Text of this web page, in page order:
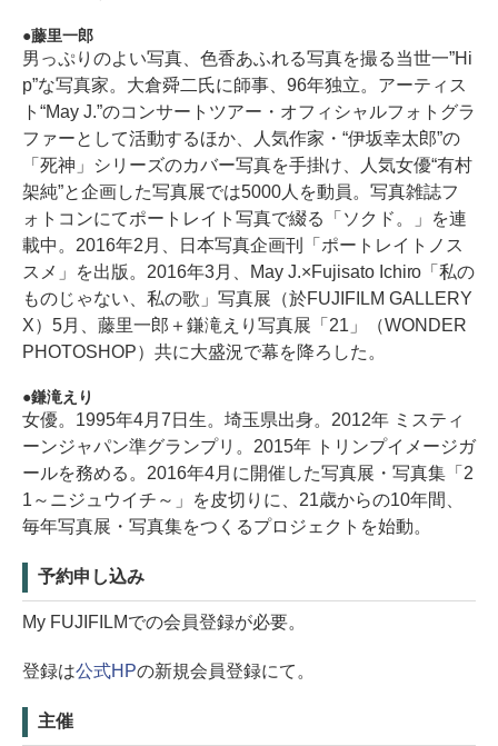
藤里一郎
男っぷりのよい写真、色香あふれる写真を撮る当世一”Hi
p”な写真家。大倉舜二氏に師事、96年独立。アーティス
ト“May J.”のコンサートツアー・オフィシャルフォトグラ
ファーとして活動するほか、人気作家・“伊坂幸太郎”の
「死神」シリーズのカバー写真を手掛け、人気女優“有村
架純”と企画した写真展では5000人を動員。写真雑誌フ
ォトコンにてポートレイト写真で綴る「ソクド。」を連
載中。2016年2月、日本写真企画刊「ポートレイトノス
スメ」を出版。2016年3月、May J.×Fujisato Ichiro「私の
ものじゃない、私の歌」写真展（於FUJIFILM GALLERY
X）5月、藤里一郎＋鎌滝えり写真展「21」（WONDER
PHOTOSHOP）共に大盛況で幕を降ろした。
鎌滝えり
女優。1995年4月7日生。埼玉県出身。2012年 ミスティ
ーンジャパン準グランプリ。2015年 トリンプイメージガ
ールを務める。2016年4月に開催した写真展・写真集「2
1～ニジュウイチ～」を皮切りに、21歳からの10年間、
毎年写真展・写真集をつくるプロジェクトを始動。
予約申し込み
My FUJIFILMでの会員登録が必要。
登録は公式HPの新規会員登録にて。
主催